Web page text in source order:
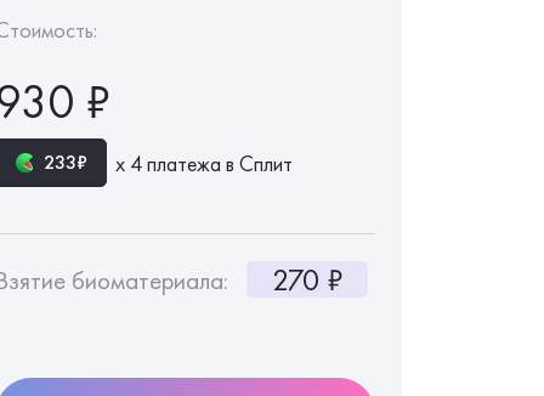
₽
233₽ х 4 платежа в Сплит
биоматериала: 270 ₽